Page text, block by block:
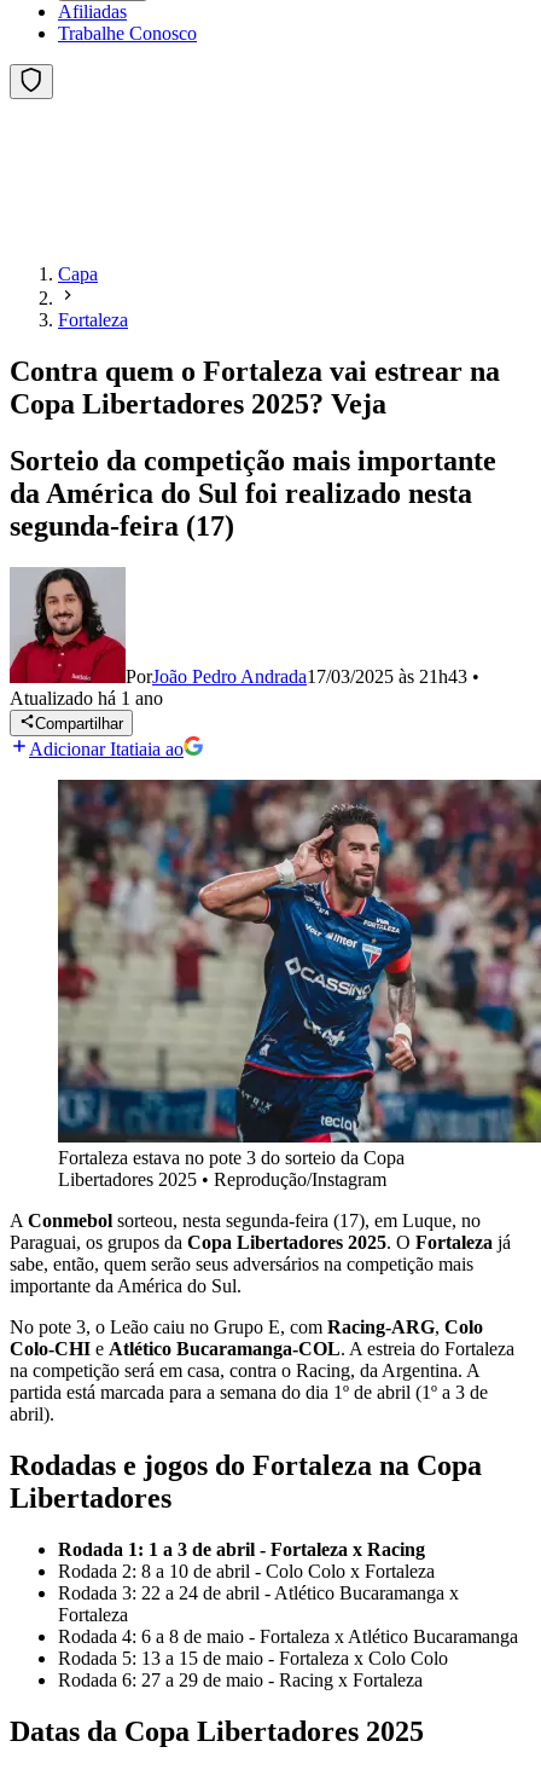
Afiliadas
Trabalhe Conosco
Capa
Fortaleza
Contra quem o Fortaleza vai estrear na
Copa Libertadores 2025? Veja
Sorteio da competição mais importante
da América do Sul foi realizado nesta
segunda-feira (17)
PorJoão Pedro Andrada17/03/2025 às 21h43 •
Atualizado há 1 ano
Compartilhar
Adicionar Itatiaia ao
Fortaleza estava no pote 3 do sorteio da Copa
Libertadores 2025 • Reprodução/Instagram
A Conmebol sorteou, nesta segunda-feira (17), em Luque, no
Paraguai, os grupos da Copa Libertadores 2025. O Fortaleza já
sabe, então, quem serão seus adversários na competição mais
importante da América do Sul.
No pote 3, o Leão caiu no Grupo E, com Racing-ARG, Colo
Colo-CHI e Atlético Bucaramanga-COL. A estreia do Fortaleza
na competição será em casa, contra o Racing, da Argentina. A
partida está marcada para a semana do dia 1º de abril (1º a 3 de
abril).
Rodadas e jogos do Fortaleza na Copa
Libertadores
Rodada 1: 1 a 3 de abril - Fortaleza x Racing
Rodada 2: 8 a 10 de abril - Colo Colo x Fortaleza
Rodada 3: 22 a 24 de abril - Atlético Bucaramanga x
Fortaleza
Rodada 4: 6 a 8 de maio - Fortaleza x Atlético Bucaramanga
Rodada 5: 13 a 15 de maio - Fortaleza x Colo Colo
Rodada 6: 27 a 29 de maio - Racing x Fortaleza
Datas da Copa Libertadores 2025